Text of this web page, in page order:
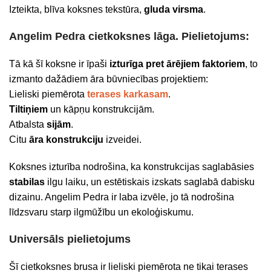
Izteikta, blīva koksnes tekstūra, gluda virsma.
Angelim Pedra cietkoksnes lāga. Pielietojums:
Tā kā šī koksne ir īpaši izturīga pret ārējiem faktoriem, to
izmanto dažādiem āra būvniecības projektiem:
Lieliski piemērota terases karkasam.
Tiltiņiem un kāpņu konstrukcijām.
Atbalsta sijām.
Citu āra konstrukciju izveidei.
Koksnes izturība nodrošina, ka konstrukcijas saglabāsies
stabilas ilgu laiku, un estētiskais izskats saglabā dabisku
dizainu. Angelim Pedra ir laba izvēle, jo tā nodrošina
līdzsvaru starp ilgmūžību un ekoloģiskumu.
Universāls pielietojums
Šī cietkoksnes brusa ir lieliski piemērota ne tikai terases